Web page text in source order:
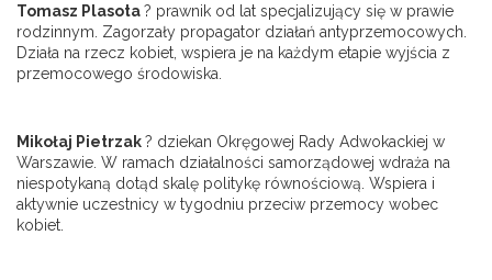
Tomasz Plasota? prawnik od lat specjalizujący się w prawie
rodzinnym. Zagorzały propagator działań antyprzemocowych.
Działa na rzecz kobiet, wspiera je na każdym etapie wyjścia z
przemocowego środowiska.
Mikołaj Pietrzak? dziekan Okręgowej Rady Adwokackiej w
Warszawie. W ramach działalności samorządowej wdraża na
niespotykaną dotąd skalę politykę równościową. Wspiera i
aktywnie uczestnicy w tygodniu przeciw przemocy wobec
kobiet.